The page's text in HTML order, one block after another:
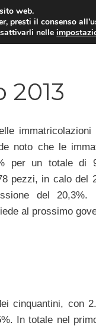
MOTO NEWS
noto che le
per un totale di
pezzi, in calo del
del 20,3%.
al prossimo
cinquantini, con
In totale nel
web.
presti il consenso
nelle